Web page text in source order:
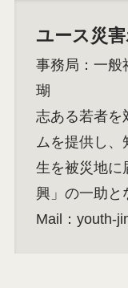
ユース災
事務局：一般
瑚
志ある若者を
ムを提供し、
生を被災地に
興」の一助と
Mail：youth-